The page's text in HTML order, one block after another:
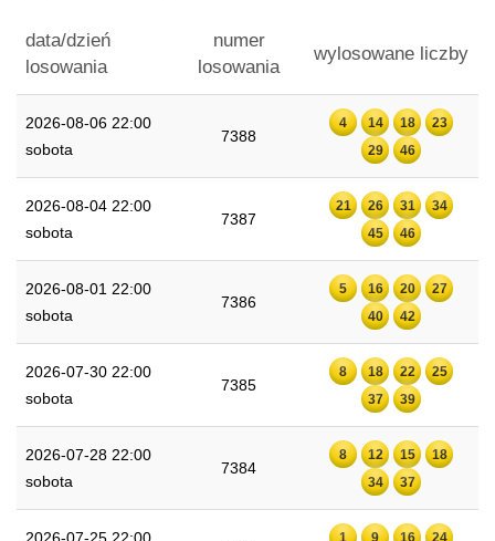
data/dzień
losowania
numer
losowania
wylosowane liczby
2026-08-06 22:00
sobota
7388
4 14 18
23
29
46
2026-08-04 22:00
sobota
7387
21 26 31
34
45
46
2026-08-01 22:00
sobota
7386
5 16 20
27
40
42
2026-07-30 22:00
sobota
7385
8 18 22
25
37
39
2026-07-28 22:00
sobota
7384
8 12 15
18
34
37
1 9 16
24